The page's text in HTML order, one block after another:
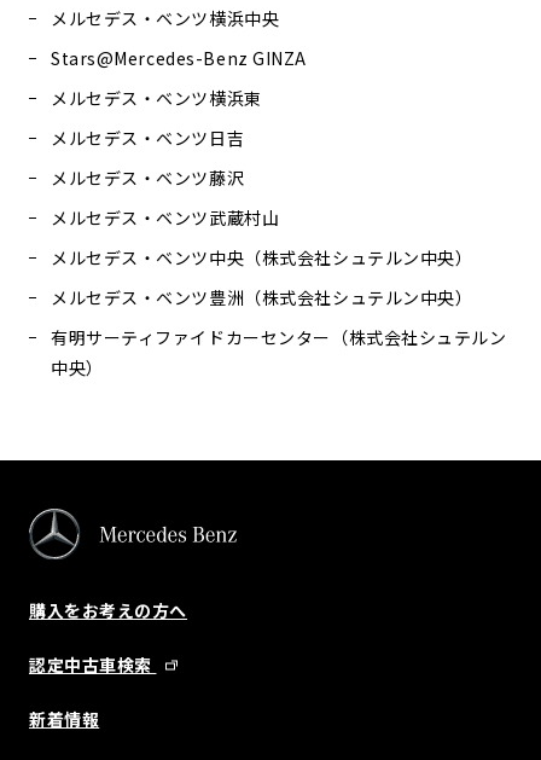
メルセデス・ベンツ横浜中央
Stars@Mercedes-Benz GINZA
メルセデス・ベンツ横浜東
メルセデス・ベンツ日吉
メルセデス・ベンツ藤沢
メルセデス・ベンツ武蔵村山
メルセデス・ベンツ中央（株式会社シュテルン中央）
メルセデス・ベンツ豊洲（株式会社シュテルン中央）
有明サーティファイドカーセンター（株式会社シュテルン
中央）
購入をお考えの方へ
認定中古車検索
新着情報